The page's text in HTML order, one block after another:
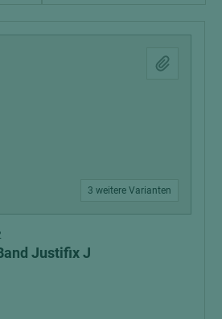
3 weitere Varianten
Justifix J